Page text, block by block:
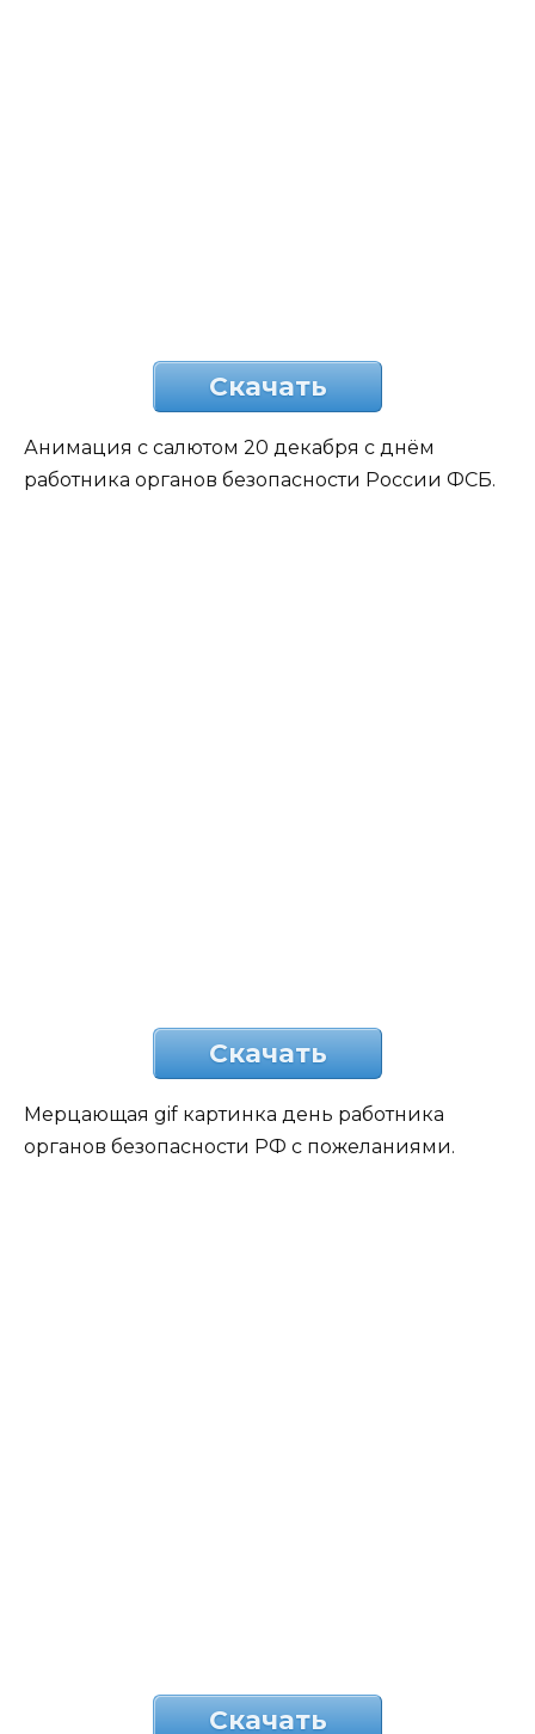
Скачать
Анимация с салютом 20 декабря с днём
работника органов безопасности России ФСБ.
Скачать
Мерцающая gif картинка день работника
органов безопасности РФ с пожеланиями.
Скачать